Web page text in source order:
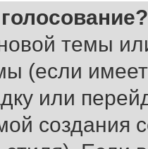
темы
(если
или
создания